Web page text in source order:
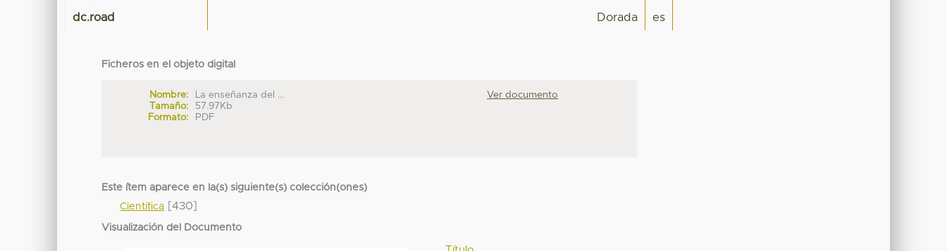
dc.road Dorada es
Ficheros en el objeto digital
Nombre:
La enseñanza del ...
Tamaño:
57.97Kb
Formato:
PDF
Ver documento
Este ítem aparece en la(s) siguiente(s) colección(ones)
Científica [430]
Visualización del Documento